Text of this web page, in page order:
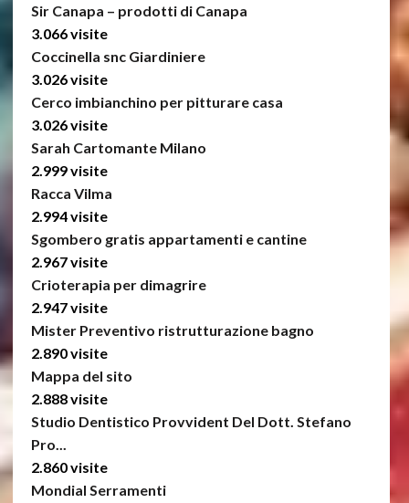
Sir Canapa – prodotti di Canapa
3.066 visite
Coccinella snc Giardiniere
3.026 visite
Cerco imbianchino per pitturare casa
3.026 visite
Sarah Cartomante Milano
2.999 visite
Racca Vilma
2.994 visite
Sgombero gratis appartamenti e cantine
2.967 visite
Crioterapia per dimagrire
2.947 visite
Mister Preventivo ristrutturazione bagno
2.890 visite
Mappa del sito
2.888 visite
Studio Dentistico Provvident Del Dott. Stefano
Pro...
2.860 visite
Mondial Serramenti